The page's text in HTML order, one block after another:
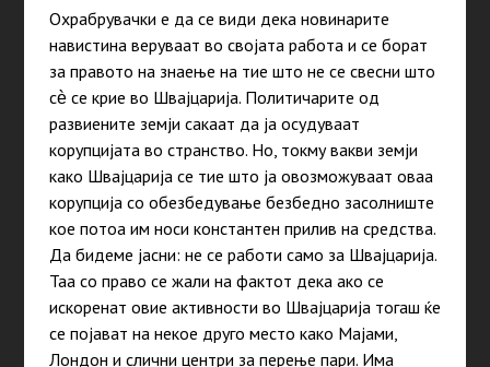
Охрабрувачки е да се види дека новинарите
навистина веруваат во својата работа и се борат
за правото на знаење на тие што не се свесни што
сѐ се крие во Швајцарија. Политичарите од
развиените земји сакаат да ја осудуваат
корупцијата во странство. Но, токму вакви земји
како Швајцарија се тие што ја овозможуваат оваа
корупција со обезбедување безбедно засолниште
кое потоа им носи константен прилив на средства.
Да бидеме јасни: не се работи само за Швајцарија.
Таа со право се жали на фактот дека ако се
искоренат овие активности во Швајцарија тогаш ќе
се појават на некое друго место како Мајами,
Лондон и слични центри за перење пари. Има